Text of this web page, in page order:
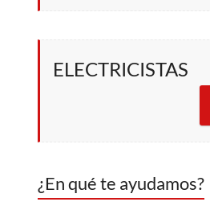
ELECTRICISTAS
¿En qué te ayudamos?